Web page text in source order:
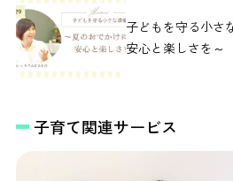
子どもを守る小さ
安心と楽しさを～
子育て関連サービス